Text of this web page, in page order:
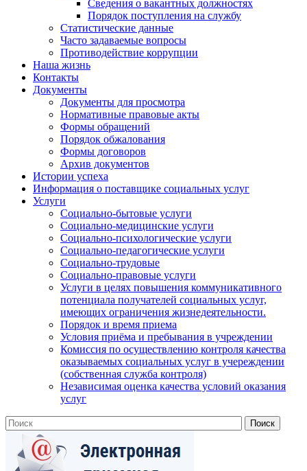
Сведения о вакантных должностях
Порядок поступления на службу
Статистические данные
Часто задаваемые вопросы
Противодействие коррупции
Наша жизнь
Контакты
Документы
Документы для просмотра
Нормативные правовые акты
Формы обращений
Порядок обжалования
Формы договоров
Архив документов
Истории успеха
Информация о поставщике социальных услуг
Услуги
Социально-бытовые услуги
Социально-медицинские услуги
Социально-психологические услуги
Социально-педагогические услуги
Социально-трудовые
Социально-правовые услуги
Услуги в целях повышения коммуникативного
потенциала получателей социальных услуг,
имеющих ограничения жизнедеятельности.
Порядок и время приема
Условия приёма и пребывания в учреждении
Комиссия по осуществлению контроля качества
оказываемых социальных услуг в учереждении
(собственная служба контроля)
Независимая оценка качества условий оказания
услуг